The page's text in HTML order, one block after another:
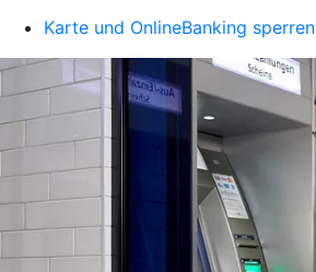
Karte und OnlineBanking sperren